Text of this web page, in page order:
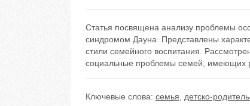
Статья посвящена анализу проблемы
синдромом Дауна. Представлены
стили семейного воспитания.
социальные проблемы семей, имеющих
Ключевые слова: семья детско-